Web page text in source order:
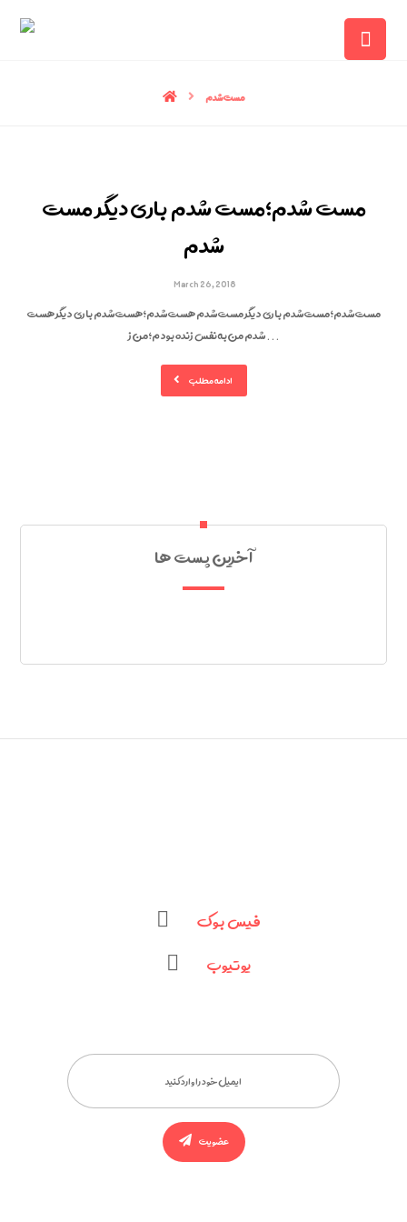
مست شدم
مست شدم؛مست شدم باری دیگر مست
شدم
March 26, 2018
مست شدم؛مست شدم باری دیگر مست شدم هست شدم؛هست شدم باری دیگر هست
شدم من به نفس زنده بودم؛من ز ...
ادامه مطلب
آخرین پست ها
فیس بوک
یوتیوب
عضویت